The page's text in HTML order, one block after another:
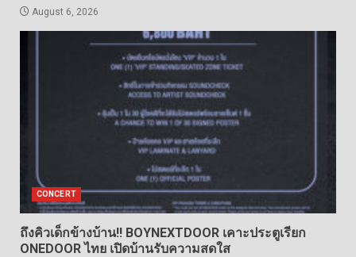
August 6, 2026
CONCERT
ถึงคิวเด็กข้างบ้าน!! BOYNEXTDOOR เคาะประตูเรียก
ONEDOOR ไทย เปิดบ้านรับความสดใส